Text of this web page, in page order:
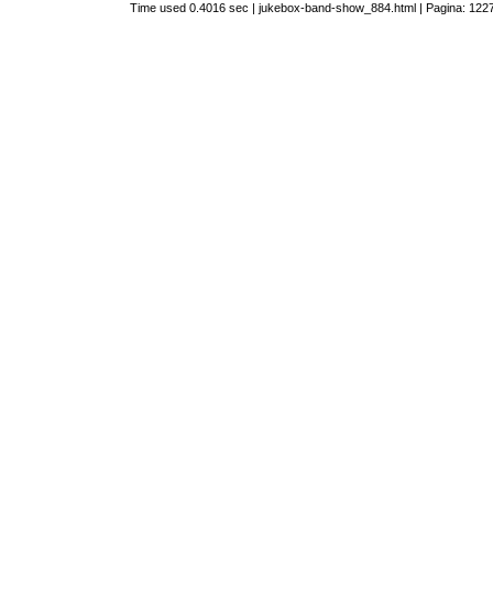
Time used 0.4016 sec | jukebox-band-show_884.html | Pagina: